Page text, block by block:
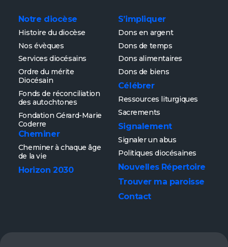
Notre diocèse
Histoire du diocèse
Nos évèques
Services diocésains
Ordre du mérite
Diocésain
Fonds de réconciliation
des autochtones
Fondation Gérard-Marie
Coderre
Cheminer
Cheminer à chaque âge
de la vie
Horizon 2030
S’impliquer
Dons en argent
Dons de temps
Dons alimentaires
Dons de biens
Célébrer
Ressources liturgiques
Sacrements
Signalement
Signaler un abus
Politiques diocésaines
Nouvelles Répertoire
Trouver ma paroisse
Contact